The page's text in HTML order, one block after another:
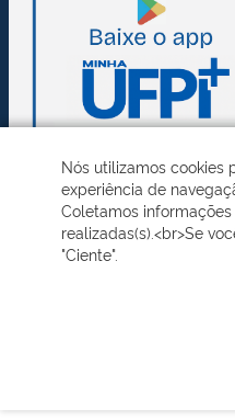
Nós utilizamos cookies
experiência de
Coletamos
realizadas(s).<br>Se
"Ciente".